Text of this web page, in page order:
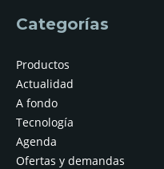
Categorías
Productos
Actualidad
A fondo
Tecnología
Agenda
Ofertas y demandas